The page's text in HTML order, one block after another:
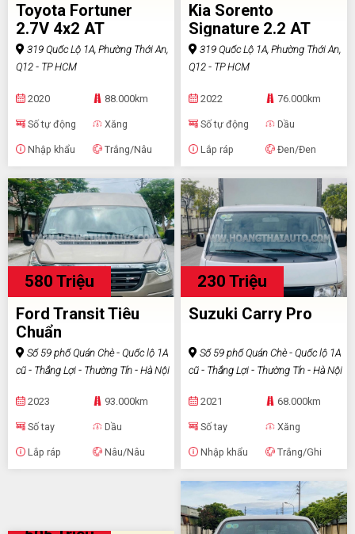
Toyota Fortuner
2.7V 4x2 AT
319 Quốc Lộ 1A, Phường Thới An,
Q12 - TP HCM
2020 88.000km
Số tự động Xăng
Nhập khẩu Trắng/Nâu
Kia Sorento
Signature 2.2 AT
AWD
319 Quốc Lộ 1A, Phường Thới An,
Q12 - TP HCM
2022 76.000km
Số tự động Dầu
Lắp ráp Đen/Đen
580 Triệu
Ford Transit Tiêu
Chuẩn
Số 59 phố Quán Chè - Quốc lộ 1A
cũ - Thắng Lợi - Thường Tín - Hà Nội
2023 93.000km
Số tay Dầu
Lắp ráp Nâu/Nâu
230 Triệu
Suzuki Carry Pro
Số 59 phố Quán Chè - Quốc lộ 1A
cũ - Thắng Lợi - Thường Tín - Hà Nội
2021 68.000km
Số tay Xăng
Nhập khẩu Trắng/Ghi